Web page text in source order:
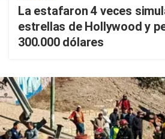
La estafaron 4 veces
estrellas de Hollywood y
300.000 dólares